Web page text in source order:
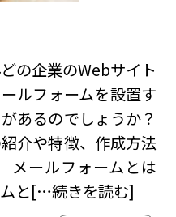
の企業のWebサイト
ルフォームを設置す
あるのでしょうか？
介や特徴、作成方法
メールフォームとは
と[…続きを読む]